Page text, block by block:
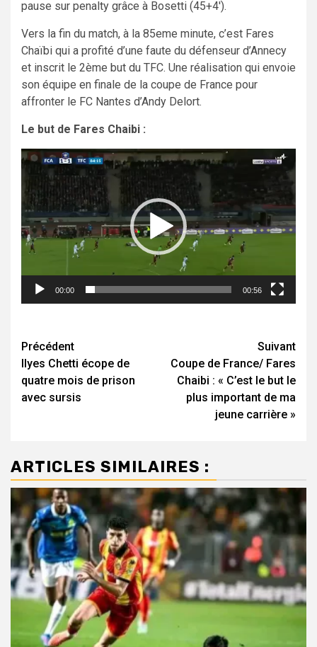
pause sur penalty grâce à Bosetti (45+4′).
Vers la fin du match, à la 85eme minute, c’est Fares
Chaïbi qui a profité d’une faute du défenseur d’Annecy
et inscrit le 2ème but du TFC. Une réalisation qui envoie
son équipe en finale de la coupe de France pour
affronter le FC Nantes d’Andy Delort.
Le but de Fares Chaibi :
Lecteur
vidéo
00:00 00:56
Navigation
d’article
Précédent
Ilyes Chetti écope de
quatre mois de prison
avec sursis
Suivant
Coupe de France/ Fares
Chaibi : « C’est le but le
plus important de ma
jeune carrière »
ARTICLES SIMILAIRES :